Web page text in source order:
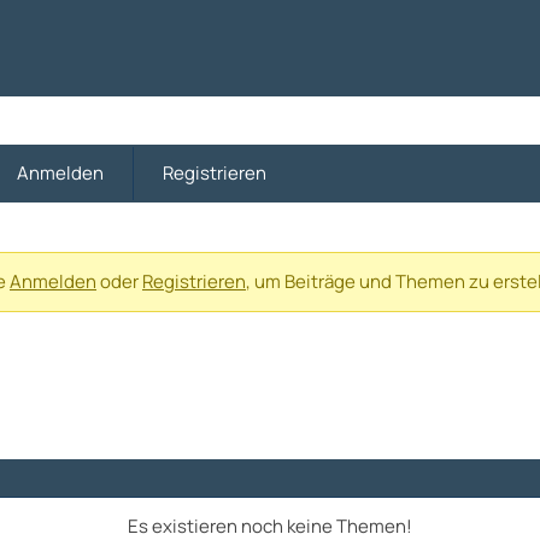
Anmelden Registrieren
AnmeldenoderRegistrieren, um Beiträge und Themen zu
Es existieren noch keine Themen!